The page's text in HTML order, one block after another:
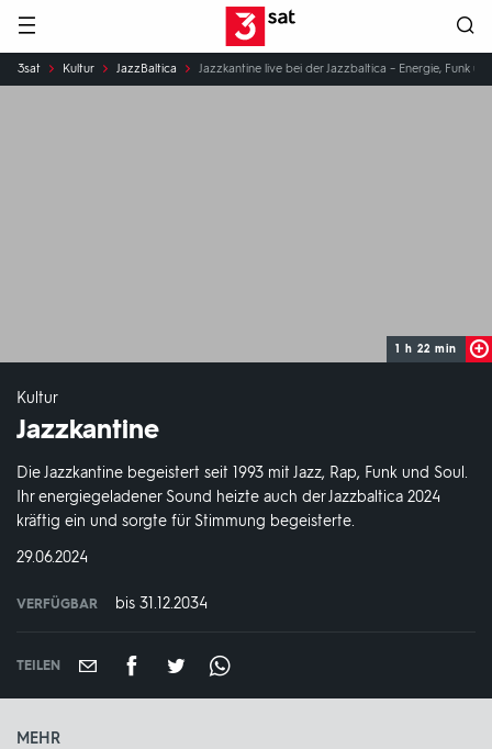
Hauptnavigation 3SAT
Sie
sind
3sat Kultur JazzBaltica Jazzkantine live bei der Jazzbaltica – Energie, Funk
1 h 22 min
Kultur
Jazzkantine
Die Jazzkantine begeistert seit 1993 mit Jazz, Rap, Funk und Soul.
Ihr energiegeladener Sound heizte auch der Jazzbaltica 2024
kräftig ein und sorgte für Stimmung begeisterte.
DATUM:
29.06.2024
VERFÜGBAR bis 31.12.2034
TEILEN
MEHR